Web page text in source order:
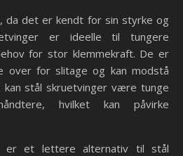
da det er kendt for sin styrke og
er ideelle til tungere
for stor klemmekraft. De er
over for slitage og kan modstå
kan stål skruetvinger være tunge
hvilket kan påvirke
er et lettere alternativ til stål